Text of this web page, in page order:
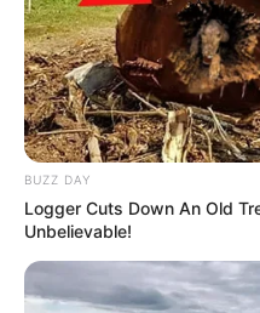
BUZZ DAY
Logger Cuts Down An Old
Unbelievable!